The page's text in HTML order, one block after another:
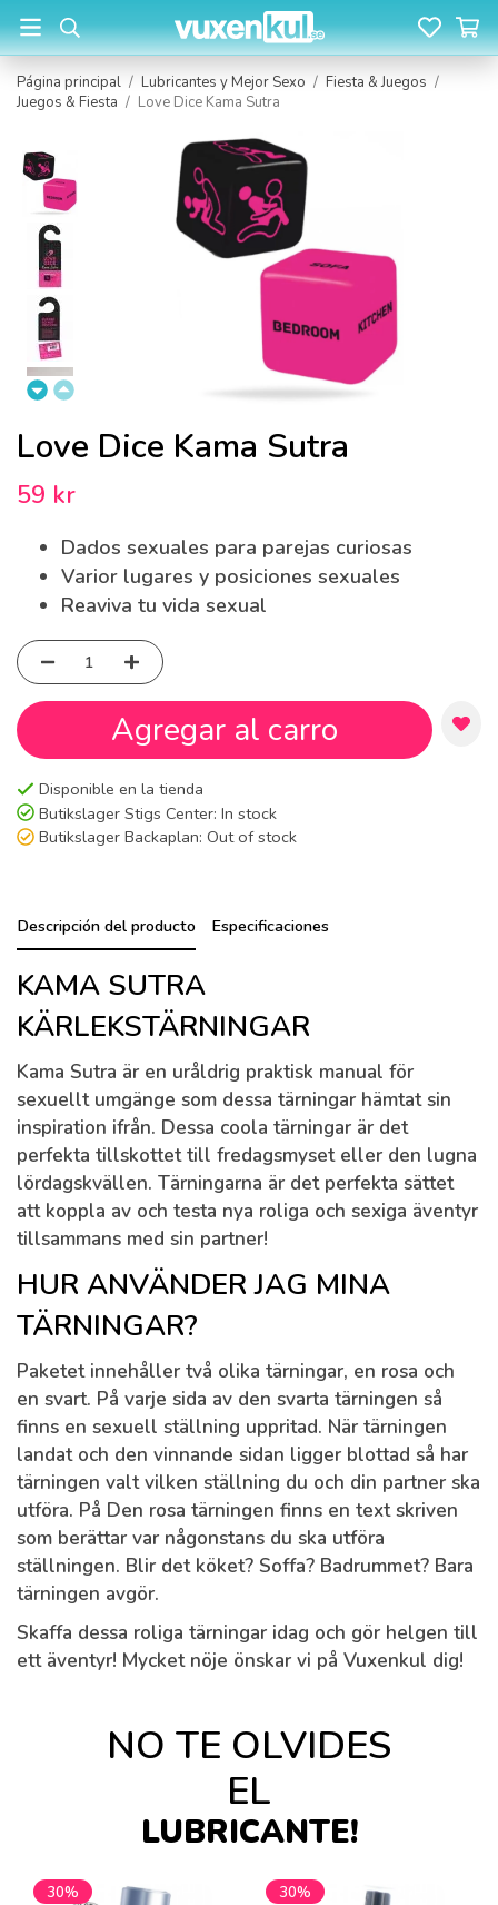
Página principal / Lubricantes y Mejor Sexo / Fiesta & Juegos /
Juegos & Fiesta / Love Dice Kama Sutra
Love Dice Kama Sutra
59 kr
Dados sexuales para parejas curiosas
Varior lugares y posiciones sexuales
Reaviva tu vida sexual
Agregar al carro
Disponible en la tienda
Butikslager Stigs Center: In stock
Butikslager Backaplan: Out of stock
Descripción del producto Especificaciones
KAMA SUTRA
KÄRLEKSTÄRNINGAR
Kama Sutra är en uråldrig praktisk manual för
sexuellt umgänge som dessa tärningar hämtat sin
inspiration ifrån. Dessa coola tärningar är det
perfekta tillskottet till fredagsmyset eller den lugna
lördagskvällen. Tärningarna är det perfekta sättet
att koppla av och testa nya roliga och sexiga äventyr
tillsammans med sin partner!
HUR ANVÄNDER JAG MINA
TÄRNINGAR?
Paketet innehåller två olika tärningar, en rosa och
en svart. På varje sida av den svarta tärningen så
finns en sexuell ställning uppritad. När tärningen
landat och den vinnande sidan ligger blottad så har
tärningen valt vilken ställning du och din partner ska
utföra. På Den rosa tärningen finns en text skriven
som berättar var någonstans du ska utföra
ställningen. Blir det köket? Soffa? Badrummet? Bara
tärningen avgör.
Skaffa dessa roliga tärningar idag och gör helgen till
ett äventyr! Mycket nöje önskar vi på Vuxenkul dig!
NO TE OLVIDES
EL
LUBRICANTE!
30% 30%